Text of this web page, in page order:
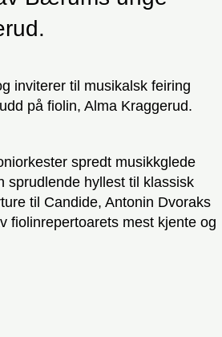
inviterer til musikalsk feiring
på fiolin, Alma Kraggerud.
spredt musikkglede
sprudlende hyllest til klassisk
til Candide, Antonin Dvoraks
fiolinrepertoarets mest kjente og